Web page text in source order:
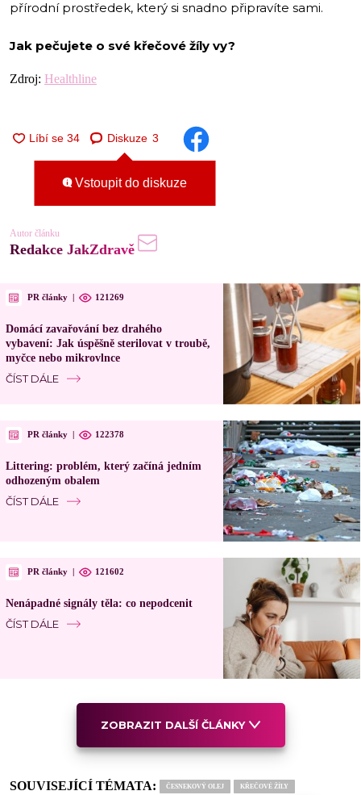
přírodní prostředek, který si snadno připravíte sami.
Jak pečujete o své křečové žíly vy?
Zdroj: Healthline
Diskuze 3
Vstoupit do diskuze
Autor článku
Redakce JakZdravě
PR články | 121269
Domácí zavařování bez drahého
vybavení: Jak úspěšně sterilovat v troubě,
myčce nebo mikrovlnce
ČÍST DÁLE
PR články | 122378
Littering: problém, který začíná jedním
odhozeným obalem
ČÍST DÁLE
PR články | 121602
Nenápadné signály těla: co nepodcenit
ČÍST DÁLE
ZOBRAZIT DALŠÍ ČLÁNKY
SOUVISEJÍCÍ TÉMATA: ČESNEKOVÝ OLEJ KŘEČOVÉ ŽÍLY